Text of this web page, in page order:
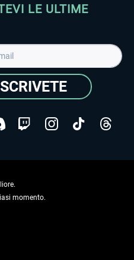
LE ULTIME
Tutti i diritti riservati.
momento.